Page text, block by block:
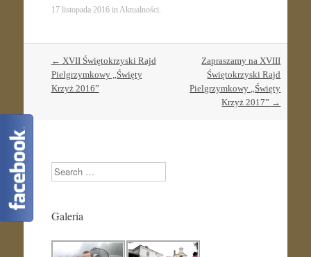
17 listopada 2016inAktualności.
Post
navigation
← XVII Świętokrzyski Rajd
Pielgrzymkowy „Święty
Krzyż 2016”
Zapraszamy na XVIII
Świętokrzyski Rajd
Pielgrzymkowy „Święty
Krzyż 2017” →
Search
Galeria